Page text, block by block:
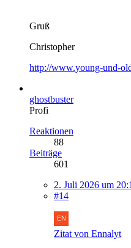
Gruß
Christopher
http://www.young-und-
ghostbuster
Profi
Reaktionen
88
Beiträge
601
2. Juli 2026 um
#14
Zitat von Ennalyt